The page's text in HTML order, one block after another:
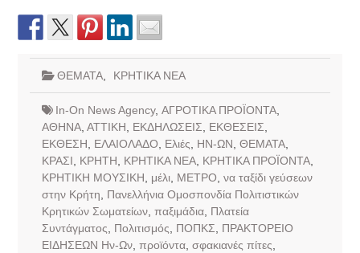
ΘΕΜΑΤΑ, ΚΡΗΤΙΚΑ ΝΕΑ
In-On News Agency, ΑΓΡΟΤΙΚΑ ΠΡΟΪΟΝΤΑ,
ΑΘΗΝΑ, ΑΤΤΙΚΗ ΕΚΔΗΛΩΣΕΙΣ ΕΚΘΕΣΕΙΣ
ΕΚΘΕΣΗ
ΕΛΑΙΟΛΑΔΟ Ελιές ΗΝ-ΩΝ ΘΕΜΑΤΑ,
ΚΡΑΣΙ
ΚΡΗΤΗ ΚΡΗΤΙΚΑ ΝΕΑ, ΚΡΗΤΙΚΑ ΠΡΟΪΟΝΤΑ,
ΚΡΗΤΙΚΗ ΜΟΥΣΙΚΗ
μέλι, ΜΕΤΡΟ να ταξίδι γεύσεων
στην Κρήτη
Πανελλήνια Ομοσπονδία Πολιτιστικών
Κρητικών Σωματείων, παξιμάδια, Πλατεία
Συντάγματος
Πολιτισμός ΠΟΠΚΣ
ΠΡΑΚΤΟΡΕΙΟ
ΕΙΔΗΣΕΩΝ Ην-Ων, προϊόντα, σφακιανές πίτες